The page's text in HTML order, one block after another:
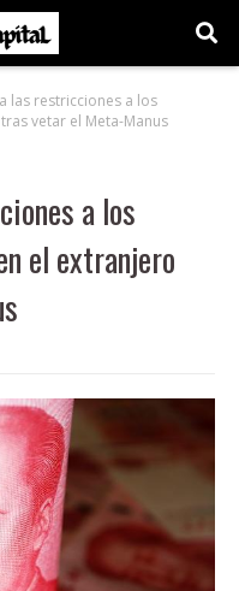
las restricciones a los
vetar el Meta-Manus
a los
el extranjero